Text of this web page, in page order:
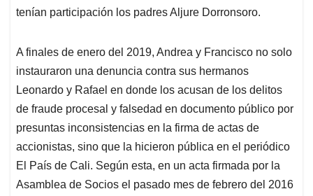
tenían participación los padres Aljure Dorronsoro.
A finales de enero del 2019, Andrea y Francisco no solo
instauraron una denuncia contra sus hermanos
Leonardo y Rafael en donde los acusan de los delitos
de fraude procesal y falsedad en documento público por
presuntas inconsistencias en la firma de actas de
accionistas, sino que la hicieron pública en el periódico
El País de Cali. Según esta, en un acta firmada por la
Asamblea de Socios el pasado mes de febrero del 2016